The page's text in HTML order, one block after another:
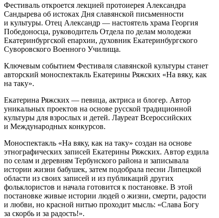
Фестиваль откроется лекцией протоиерея Александра
Сандырева об истоках Дня славянской письменности
и культуры. Отец Александр — настоятель храма Георгия
Победоносца, руководитель Отдела по делам молодежи
Екатеринбургской епархии, духовник Екатеринбургского
Суворовского Военного Училища.
Ключевым событием Фестиваля славянской культуры станет
авторский моноспектакль Екатерины Ряжских «На вяку, как
на таку».
Екатерина Ряжских — певица, актриса и блогер. Автор
уникальных проектов на основе русской традиционной
культуры для взрослых и детей. Лауреат Всероссийских
и Международных конкурсов.
Моноспектакль «На вяку, как на таку» создан на основе
этнографических записей Екатерины Ряжских. Автор ездила
по селам и деревням Тербунского района и записывала
истории жизни бабушек, затем подобрала песни Липецкой
области из своих записей и из публикаций других
фольклористов и начала готовится к постановке. В этой
постановке живые истории людей о жизни, смерти, радости
и любви, но красной нитью проходит мысль: «Слава Богу
за скорбь и за радость!».